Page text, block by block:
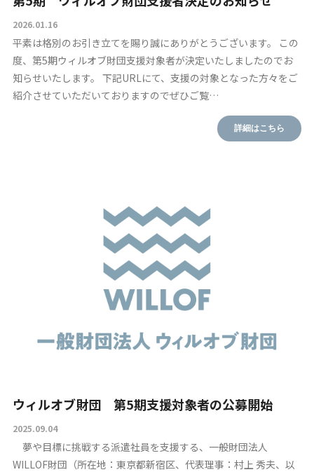
2026.01.16
平素は格別のお引き立てを賜り誠にありがとうございます。 この
度、第5期ウィルオブ財団支援対象者が決定いたしましたのでお
知らせいたします。 下記URLにて、支援の対象となった方々をご
紹介させていただいておりますのでぜひご覧…
詳細はこちら
ウィルオブ財団 第5期支援対象者の公募開始
2025.09.04
夢や目標に挑戦する派遣社員を支援する、一般財団法人
WILLOF財団（所在地：東京都新宿区、代表理事：村上 秀夫、以